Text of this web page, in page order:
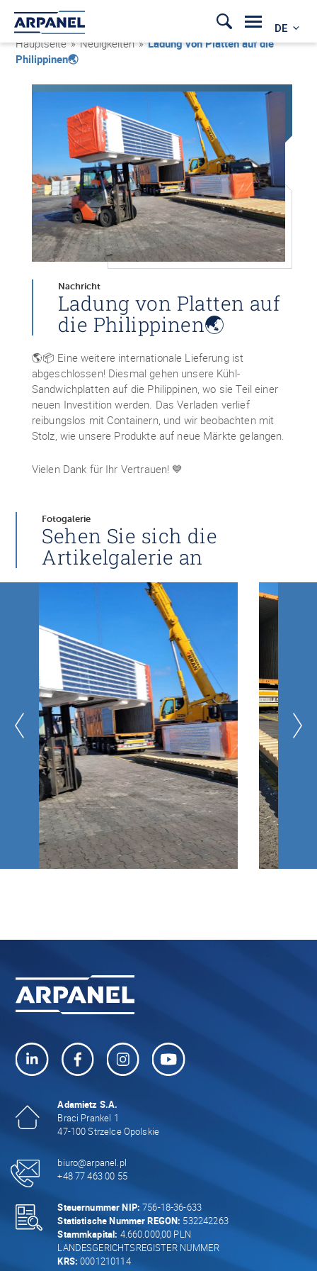
DE
Hauptseite » Neuigkeiten »Ladung von Platten auf die
Philippinen🌏
Nachricht
Ladung von Platten auf
die Philippinen🌏
🌎📦 Eine weitere internationale Lieferung ist
abgeschlossen! Diesmal gehen unsere Kühl-
Sandwichplatten auf die Philippinen, wo sie Teil einer
neuen Investition werden. Das Verladen verlief
reibungslos mit Containern, und wir beobachten mit
Stolz, wie unsere Produkte auf neue Märkte gelangen.
Vielen Dank für Ihr Vertrauen! 💙
Fotogalerie
Sehen Sie sich die
Artikelgalerie an
Adamietz S.A.
Braci Prankel 1
47-100 Strzelce Opolskie
biuro@arpanel.pl
+48 77 463 00 55
Steuernummer NIP: 756-18-36-633
Statistische Nummer REGON: 532242263
Stammkapital: 4.660.000,00 PLN
LANDESGERICHTSREGISTER NUMMER
KRS: 0001210114